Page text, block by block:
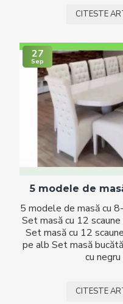
CITESTE
27
Sep
5 modele de
5 modele de masă cu
Set masă cu 12
Set masă cu 12
pe alb Set masă
cu
CITESTE